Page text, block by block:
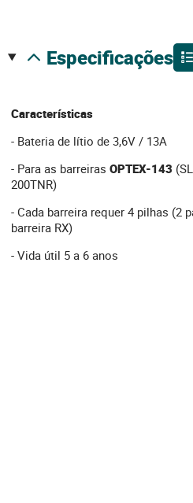
especificações
Características
- Bateria de lítio de 3,6V / 13A
- Para as barreiras OPTEX-143
200TNR)
- Cada barreira requer 4 pilhas (2
barreira RX)
- Vida útil 5 a 6 anos